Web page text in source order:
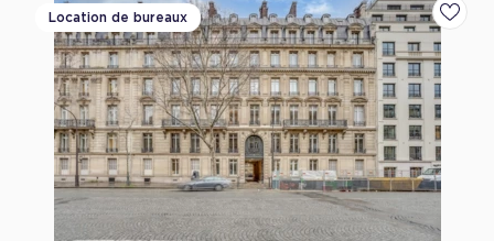
Livrets blancs & Études
Cas Clients
Location de bureaux